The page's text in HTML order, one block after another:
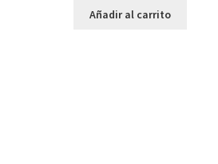
Añadir al carrito